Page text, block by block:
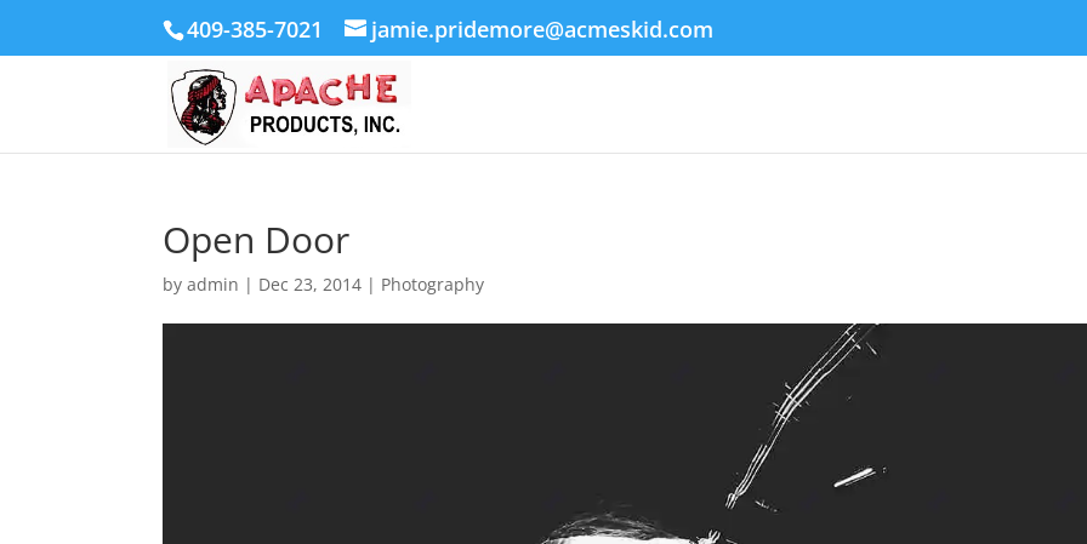
409-385-7021 jamie.pridemore@acmeskid.com
Open Door
byadmin | Dec 23, 2014 | Photography